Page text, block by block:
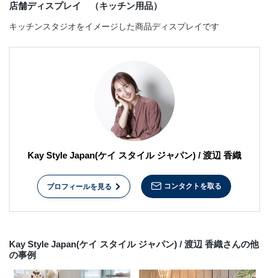
店舗ディスプレイ （キッチン用品）
キッチンスタジオをイメージした商品ディスプレイです
Kay Style Japan(ケイ スタイル ジャパン) / 渡辺 香織
プロフィールを見る コンタクトを取る
Kay Style Japan(ケイ スタイル ジャパン) / 渡辺 香織さんの他
の事例